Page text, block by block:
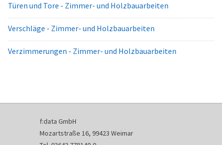
Türen und Tore - Zimmer- und Holzbauarbeiten
Verschläge - Zimmer- und Holzbauarbeiten
Verzimmerungen - Zimmer- und Holzbauarbeiten
f:data GmbH
Mozartstraße 16, 99423 Weimar